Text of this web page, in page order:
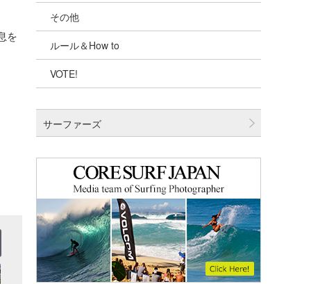
を
千葉北
伊豆
千葉南
四国
沖縄
その他
ルール＆How to
VOTE!
サーファーズ